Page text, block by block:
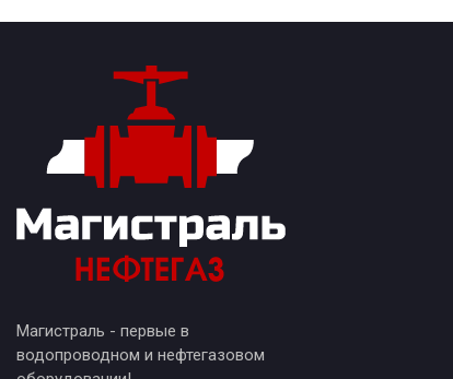
Магистраль - первые в
водопроводном и нефтегазовом